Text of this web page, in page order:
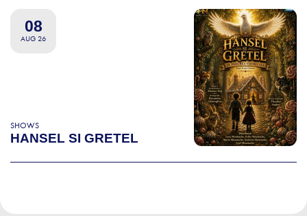
08
AUG 26
SHOWS
HANSEL SI GRETEL